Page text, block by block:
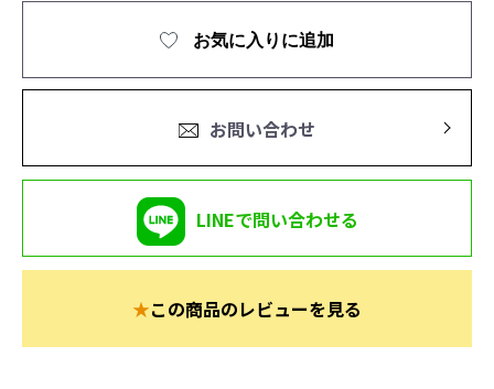
お気に入りに追加
お問い合わせ
LINEで問い合わせる
★この商品のレビューを見る